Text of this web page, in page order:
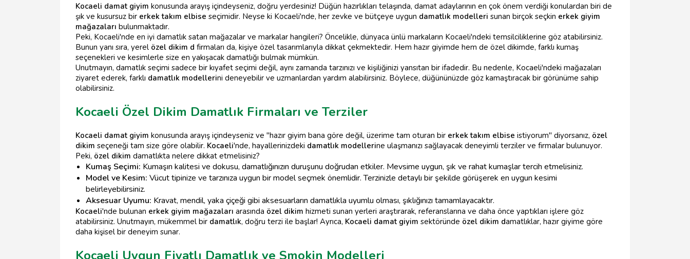
Kocaeli damat giyim konusunda arayış içindeyseniz, doğru yerdesiniz! Düğün hazırlıkları telaşında, damat adaylarının en çok önem verdiği konulardan biri de
şık ve kusursuz bir erkek takım elbise seçimidir. Neyse ki Kocaeli'nde, her zevke ve bütçeye uygun damatlık modelleri sunan birçok seçkin erkek giyim
mağazaları bulunmaktadır.
Peki, Kocaeli'nde en iyi damatlık satan mağazalar ve markalar hangileri? Öncelikle, dünyaca ünlü markaların Kocaeli'ndeki temsilciliklerine göz atabilirsiniz.
Bunun yanı sıra, yerel özel dikim d firmaları da, kişiye özel tasarımlarıyla dikkat çekmektedir. Hem hazır giyimde hem de özel dikimde, farklı kumaş
seçenekleri ve kesimlerle size en yakışacak damatlığı bulmak mümkün.
Unutmayın, damatlık seçimi sadece bir kıyafet seçimi değil, aynı zamanda tarzınızı ve kişiliğinizi yansıtan bir ifadedir. Bu nedenle, Kocaeli'ndeki mağazaları
ziyaret ederek, farklı damatlık modellerini deneyebilir ve uzmanlardan yardım alabilirsiniz. Böylece, düğününüzde göz kamaştıracak bir görünüme sahip
olabilirsiniz.
Kocaeli Özel Dikim Damatlık Firmaları ve Terziler
Kocaeli damat giyim konusunda arayış içindeyseniz ve "hazır giyim bana göre değil, üzerime tam oturan bir erkek takım elbise istiyorum" diyorsanız, özel
dikim seçeneği tam size göre olabilir. Kocaeli'nde, hayallerinizdeki damatlık modellerine ulaşmanızı sağlayacak deneyimli terziler ve firmalar bulunuyor.
Peki, özel dikim damatlıkta nelere dikkat etmelisiniz?
Kumaş Seçimi: Kumaşın kalitesi ve dokusu, damatlığınızın duruşunu doğrudan etkiler. Mevsime uygun, şık ve rahat kumaşlar tercih etmelisiniz.
Model ve Kesim: Vücut tipinize ve tarzınıza uygun bir model seçmek önemlidir. Terzinizle detaylı bir şekilde görüşerek en uygun kesimi
belirleyebilirsiniz.
Aksesuar Uyumu: Kravat, mendil, yaka çiçeği gibi aksesuarların damatlıkla uyumlu olması, şıklığınızı tamamlayacaktır.
Kocaeli'nde bulunan erkek giyim mağazaları arasında özel dikim hizmeti sunan yerleri araştırarak, referanslarına ve daha önce yaptıkları işlere göz
atabilirsiniz. Unutmayın, mükemmel bir damatlık, doğru terzi ile başlar! Ayrıca, Kocaeli damat giyim sektöründe özel dikim damatlıklar, hazır giyime göre
daha kişisel bir deneyim sunar.
Kocaeli Uygun Fiyatlı Damatlık ve Smokin Modelleri